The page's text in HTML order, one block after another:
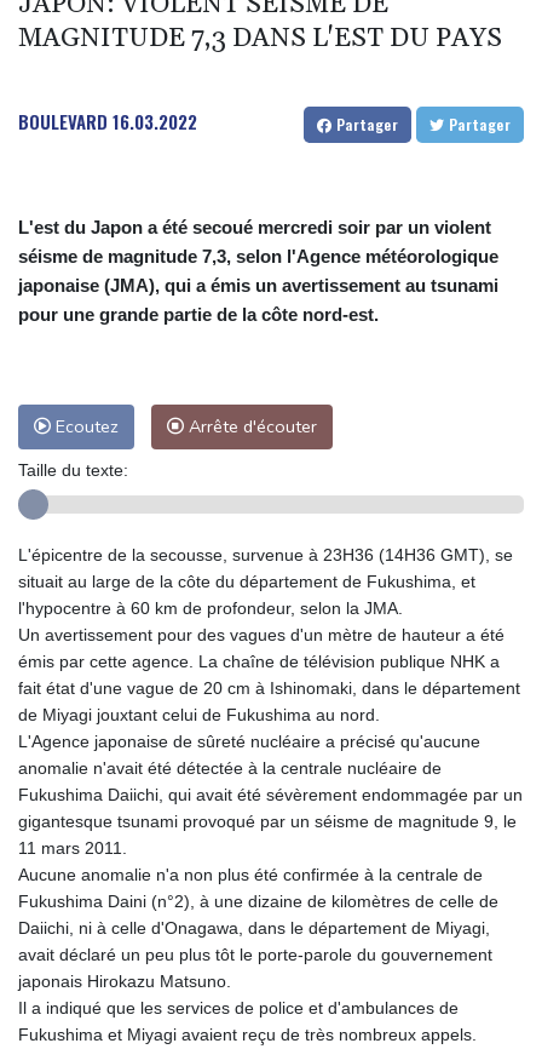
les abeilles face aux canicules
France: le taux de chômage monte à 8,3% au deuxième trimestre,
au plus haut depuis l'automne 2020
MAGNITUDE 7,3 DANS L'EST DU PAYS
BOULEVARD 16.03.2022 Partager Partager
L'est du Japon a été secoué mercredi soir par un violent
séisme de magnitude 7,3, selon l'Agence météorologique
japonaise (JMA), qui a émis un avertissement au tsunami
pour une grande partie de la côte nord-est.
Ecoutez Arrête d'écouter
Taille du texte:
L'épicentre de la secousse, survenue à 23H36 (14H36 GMT), se
situait au large de la côte du département de Fukushima, et
l'hypocentre à 60 km de profondeur, selon la JMA.
Un avertissement pour des vagues d'un mètre de hauteur a été
émis par cette agence. La chaîne de télévision publique NHK a
fait état d'une vague de 20 cm à Ishinomaki, dans le département
de Miyagi jouxtant celui de Fukushima au nord.
L'Agence japonaise de sûreté nucléaire a précisé qu'aucune
anomalie n'avait été détectée à la centrale nucléaire de
Fukushima Daiichi, qui avait été sévèrement endommagée par un
gigantesque tsunami provoqué par un séisme de magnitude 9, le
11 mars 2011.
Aucune anomalie n'a non plus été confirmée à la centrale de
Fukushima Daini (n°2), à une dizaine de kilomètres de celle de
Daiichi, ni à celle d'Onagawa, dans le département de Miyagi,
avait déclaré un peu plus tôt le porte-parole du gouvernement
japonais Hirokazu Matsuno.
Il a indiqué que les services de police et d'ambulances de
Fukushima et Miyagi avaient reçu de très nombreux appels.